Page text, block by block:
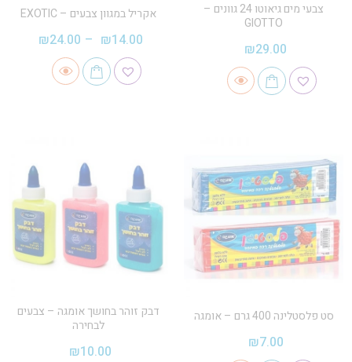
צבעי מים גיאוטו 24 גוונים –
GIOTTO
₪29.00
אקריל במגוון צבעים – EXOTIC
₪14.00
–
₪24.00
סט פלסטלינה 400 גרם – אומגה
₪7.00
דבק זוהר בחושך אומגה – צבעים
לבחירה
₪10.00